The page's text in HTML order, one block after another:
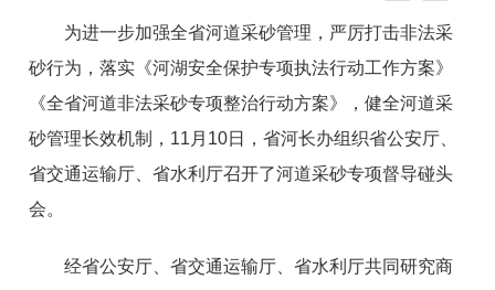
为进一步加强全省河道采砂管理，严厉打击非法采
砂行为，落实《河湖安全保护专项执法行动工作方案》
《全省河道非法采砂专项整治行动方案》，健全河道采
砂管理长效机制，11月10日，省河长办组织省公安厅、
省交通运输厅、省水利厅召开了河道采砂专项督导碰头
会。
经省公安厅、省交通运输厅、省水利厅共同研究商